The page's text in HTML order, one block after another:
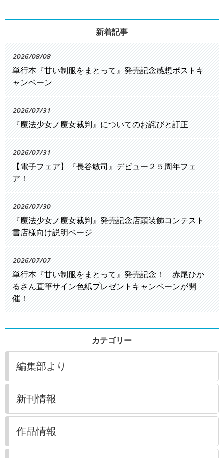
新着記事
2026/08/08
単行本『甘い制服をまとって』発売記念感想ポストキ
ャンペーン
2026/07/31
『魔法少女ノ魔女裁判』についてのお詫びと訂正
2026/07/31
【電子フェア】『長谷敏司』デビュー２５周年フェ
ア！
2026/07/30
『魔法少女ノ魔女裁判』発売記念店頭装飾コンテスト
書店様向け説明ページ
2026/07/07
単行本『甘い制服をまとって』発売記念！ 赤尾ひか
るさん直筆サイン色紙プレゼントキャンペーンが開
催！
カテゴリー
編集部より
新刊情報
作品情報